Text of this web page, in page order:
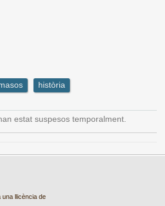
història
estat suspesos temporalment.
una llicència de